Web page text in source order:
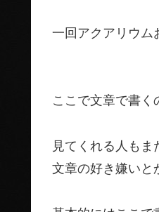
一回アクアリウム
ここで文章で書く
見てくれる人もま
文章の好き嫌いと